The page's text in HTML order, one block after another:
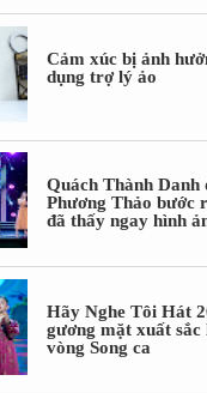
Cảm xúc bị ảnh
dụng trợ lý ảo
Quách Thành Danh
Phương Thảo bước
đã thấy ngay hình
Hãy Nghe Tôi Hát
gương mặt xuất sắc
vòng Song ca